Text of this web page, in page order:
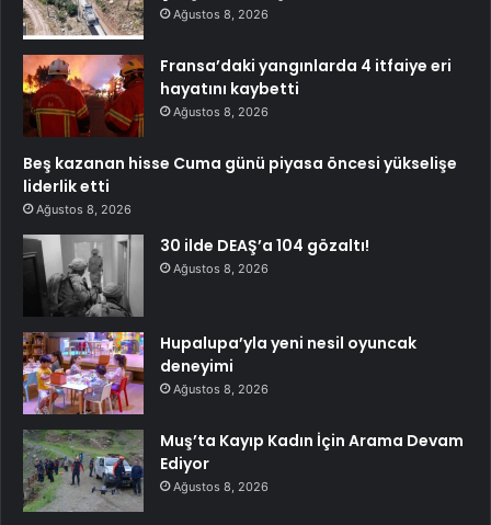
Ağustos 8, 2026
Fransa’daki yangınlarda 4 itfaiye eri
hayatını kaybetti
Ağustos 8, 2026
Beş kazanan hisse Cuma günü piyasa öncesi yükselişe
liderlik etti
Ağustos 8, 2026
30 ilde DEAŞ’a 104 gözaltı!
Ağustos 8, 2026
Hupalupa’yla yeni nesil oyuncak
deneyimi
Ağustos 8, 2026
Muş’ta Kayıp Kadın İçin Arama Devam
Ediyor
Ağustos 8, 2026